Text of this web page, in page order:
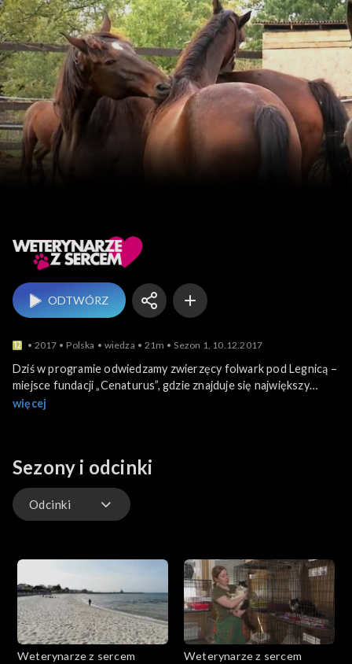
Weterynarze z sercem
ODTWÓRZ
2017 Polska wiedza 21m Sezon 1, 10.12.2017
Dziś w programie odwiedzamy zwierzęcy folwark pod Legnicą –
miejsce fundacji „Cenaturus”, gdzie znajduje się największy
obecnie w Europie azyl dla koni, które ratuje się między innymi
więcej
Sezony i odcinki
Odcinki
Weterynarze z sercem
Weterynarze z sercem